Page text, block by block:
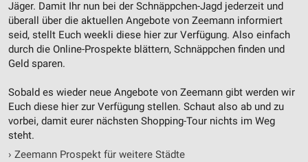
Jäger. Damit Ihr nun bei der Schnäppchen-Jagd jederzeit und
überall über die aktuellen Angebote von Zeemann informiert
seid, stellt Euch weekli diese hier zur Verfügung. Also einfach
durch die Online-Prospekte blättern, Schnäppchen finden und
Geld sparen.
Sobald es wieder neue Angebote von Zeemann gibt werden wir
Euch diese hier zur Verfügung stellen. Schaut also ab und zu
vorbei, damit eurer nächsten Shopping-Tour nichts im Weg
steht.
› Zeemann Prospekt für weitere Städte
Performance
Funktional